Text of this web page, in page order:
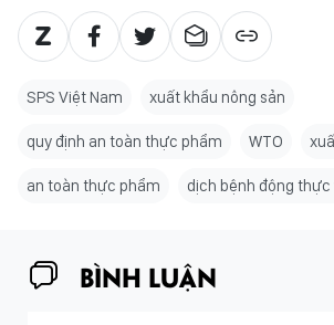
SPS Việt Nam xuất khẩu nông sản
quy định an toàn thực phẩm WTO
an toàn thực phẩm dịch bệnh động
BÌNH LUẬN